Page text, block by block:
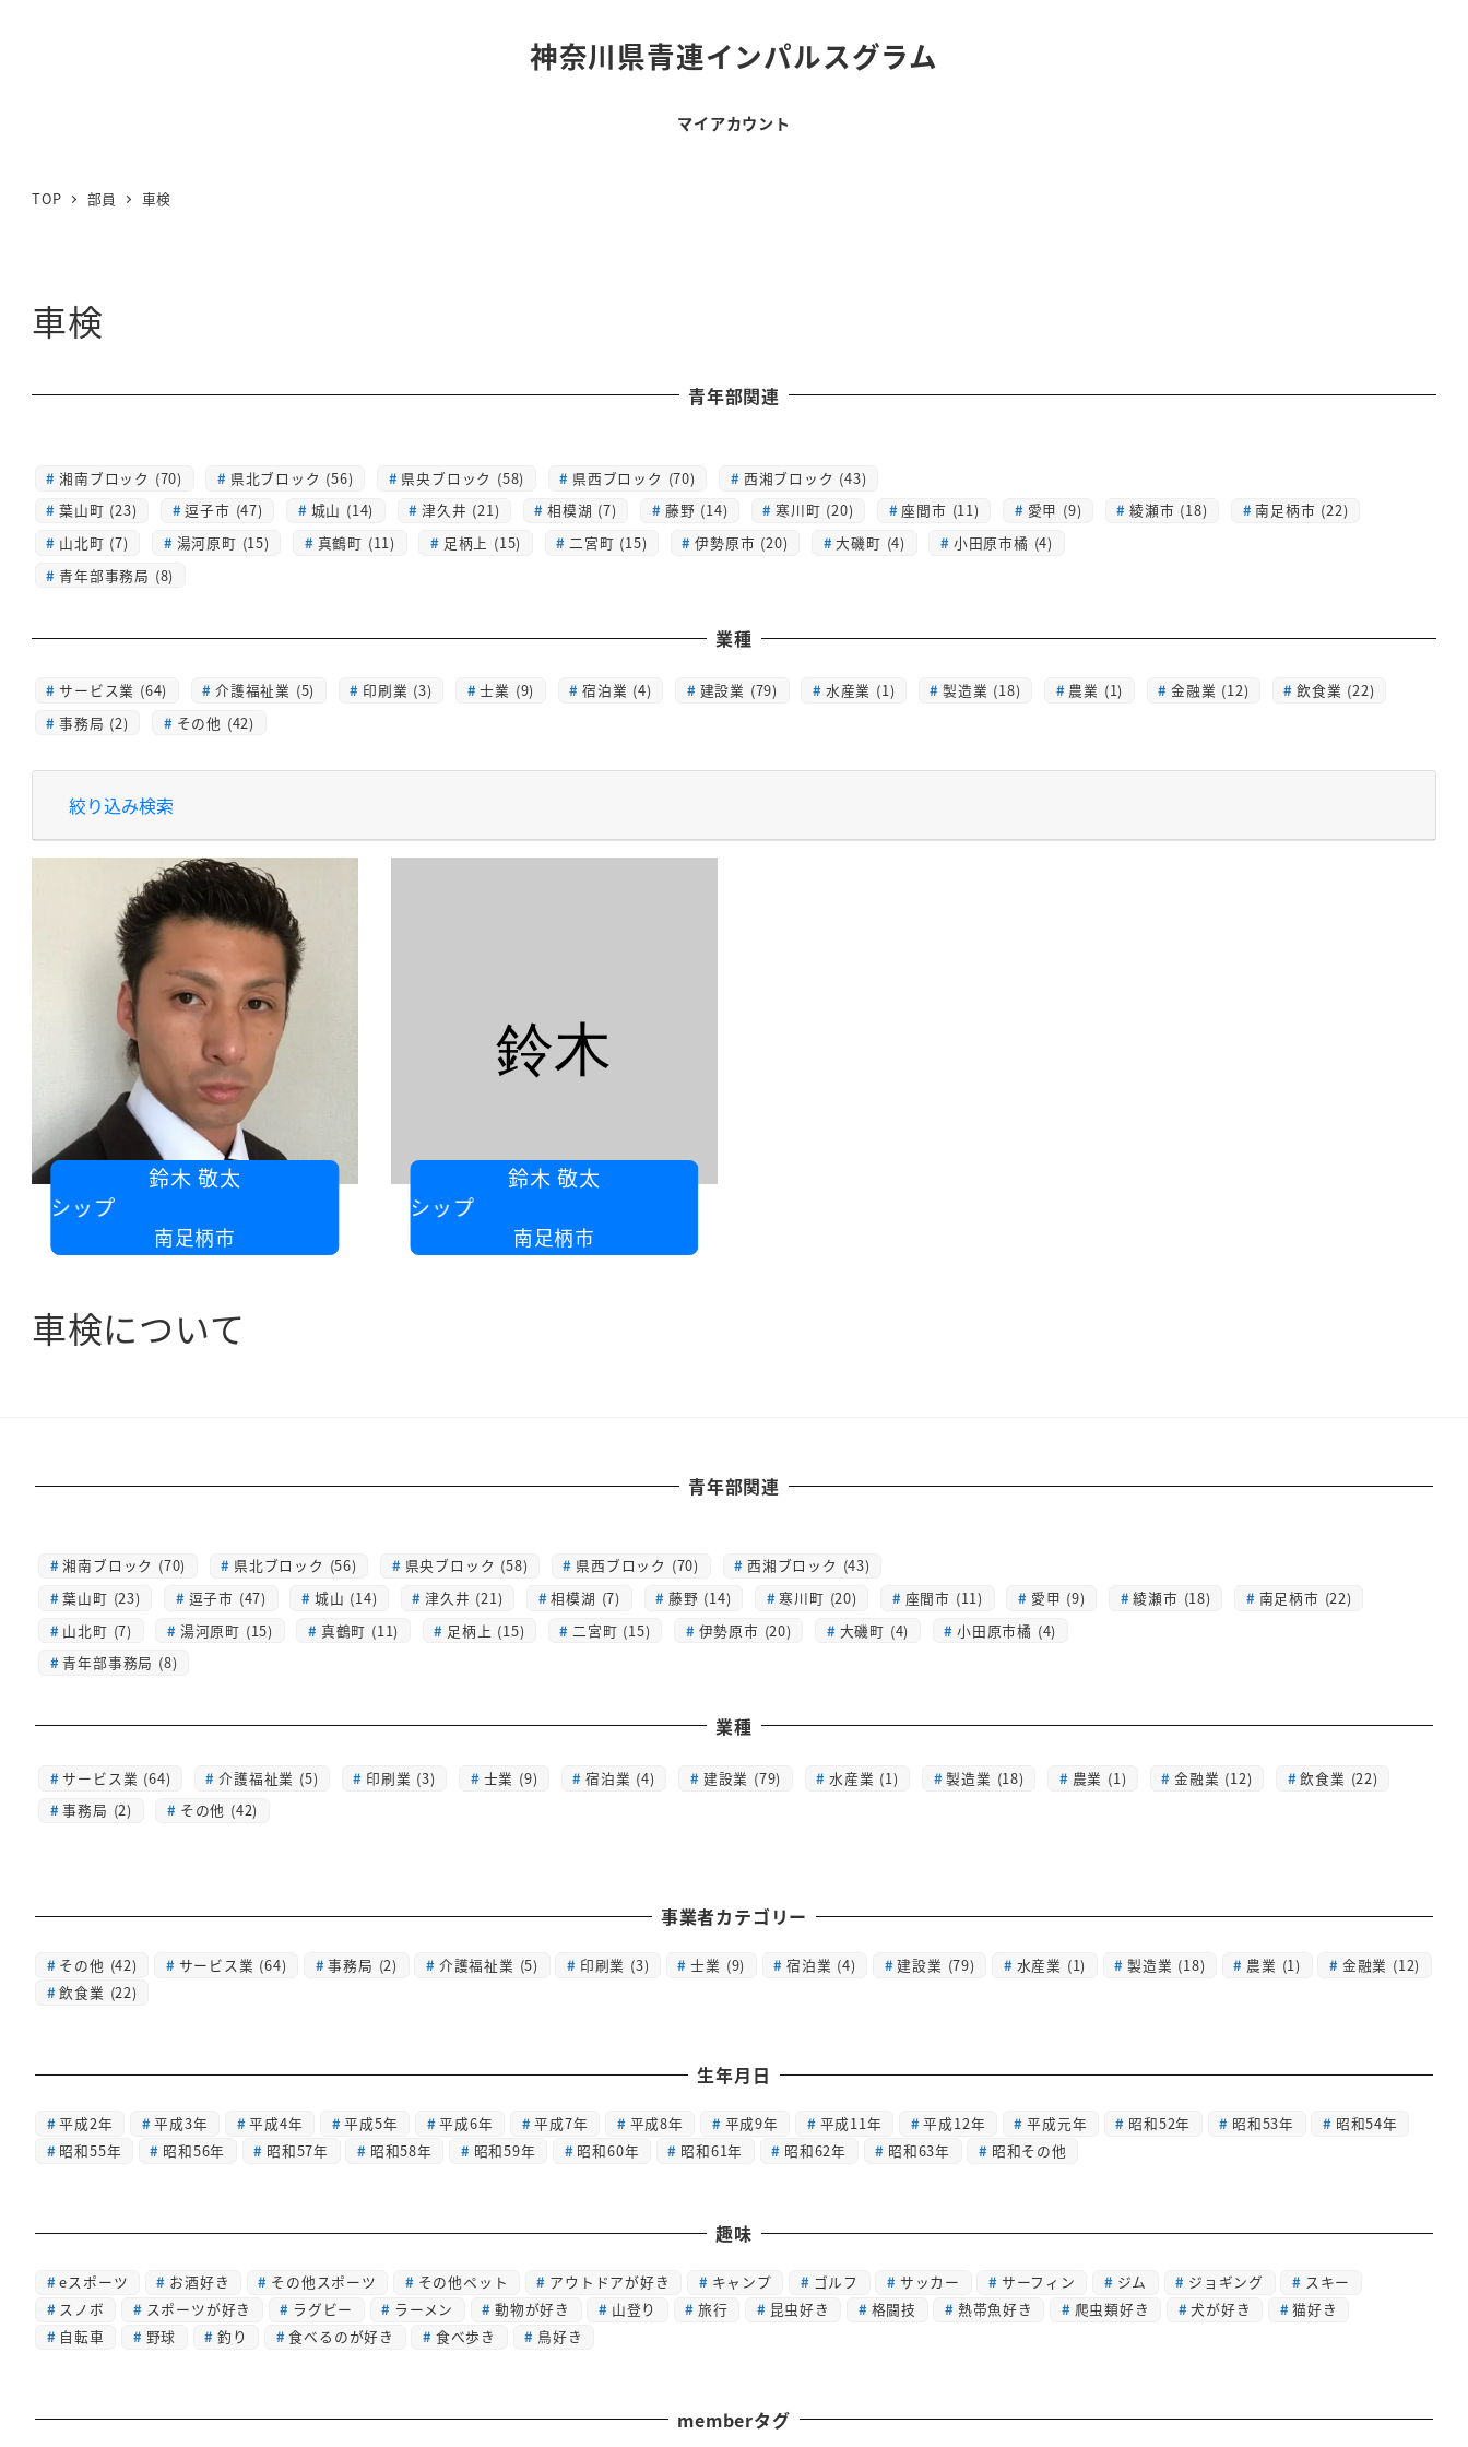
神奈川県青連インパルスグラム
マイアカウント
TOP 部員 車検
車検
青年部関連
湘南ブロック (70) 県北ブロック (56) 県央ブロック (58) 県西ブロック (70)
西湘ブロック (43)
葉山町 (23)
逗子市 (47) 城山 (14) 津久井 (21) 相模湖 (7) 藤野 (14) 寒川町 (20) 座間市 (11) 愛甲 (9) 綾瀬市 (18)
南足柄市 (22)
山北町 (7)
湯河原町 (15) 真鶴町 (11) 足柄上 (15) 二宮町 (15) 伊勢原市 (20) 大磯町 (4)
小田原市橘 (4)
青年部事務局 (8)
業種
サービス業 (64) 介護福祉業 (5) 印刷業 (3) 士業 (9) 宿泊業 (4) 建設業 (79) 水産業 (1) 製造業 (18) 農業 (1) 金融業 (12)
飲食業 (22)
事務局 (2)
その他 (42)
絞り込み検索
鈴木 敬太
シップ
南足柄市
鈴木 敬太
株式会社 ボンズシップ
南足柄市
鈴木
車検について
青年部関連
湘南ブロック (70) 県北ブロック (56) 県央ブロック (58) 県西ブロック (70)
西湘ブロック (43)
葉山町 (23)
逗子市 (47) 城山 (14) 津久井 (21) 相模湖 (7) 藤野 (14) 寒川町 (20) 座間市 (11) 愛甲 (9) 綾瀬市 (18)
南足柄市 (22)
山北町 (7)
湯河原町 (15) 真鶴町 (11) 足柄上 (15) 二宮町 (15) 伊勢原市 (20) 大磯町 (4)
小田原市橘 (4)
青年部事務局 (8)
業種
サービス業 (64) 介護福祉業 (5) 印刷業 (3) 士業 (9) 宿泊業 (4) 建設業 (79) 水産業 (1) 製造業 (18) 農業 (1) 金融業 (12)
飲食業 (22)
事務局 (2)
その他 (42)
事業者カテゴリー
その他 (42) サービス業 (64) 事務局 (2) 介護福祉業 (5) 印刷業 (3) 士業 (9) 宿泊業 (4) 建設業 (79) 水産業 (1) 製造業 (18) 農業 (1) 金融業 (12)
飲食業 (22)
生年月日
平成2年 平成3年 平成4年 平成5年 平成6年 平成7年 平成8年 平成9年 平成11年 平成12年 平成元年 昭和52年 昭和53年
昭和54年
昭和55年
昭和56年 昭和57年 昭和58年 昭和59年 昭和60年 昭和61年 昭和62年 昭和63年 昭和その他
趣味
eスポーツ お酒好き その他スポーツ その他ペット アウトドアが好き キャンプ ゴルフ サッカー サーフィン ジム ジョギング
スキー
スノボ
スポーツが好き ラグビー ラーメン 動物が好き 山登り 旅行 昆虫好き 格闘技 熱帯魚好き 爬虫類好き 犬が好き
猫好き
自転車
野球 釣り 食べるのが好き 食べ歩き 鳥好き
memberタグ